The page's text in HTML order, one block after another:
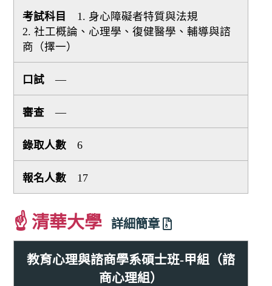
1. 身心障礙者特質與法規
2. 社工概論、心理學、復健醫學、輔導與諮
商（擇一）
—
—
6
17
☝ 清華大學 詳細簡章
教育心理與諮商學系碩士班-甲組（諮
商心理組）